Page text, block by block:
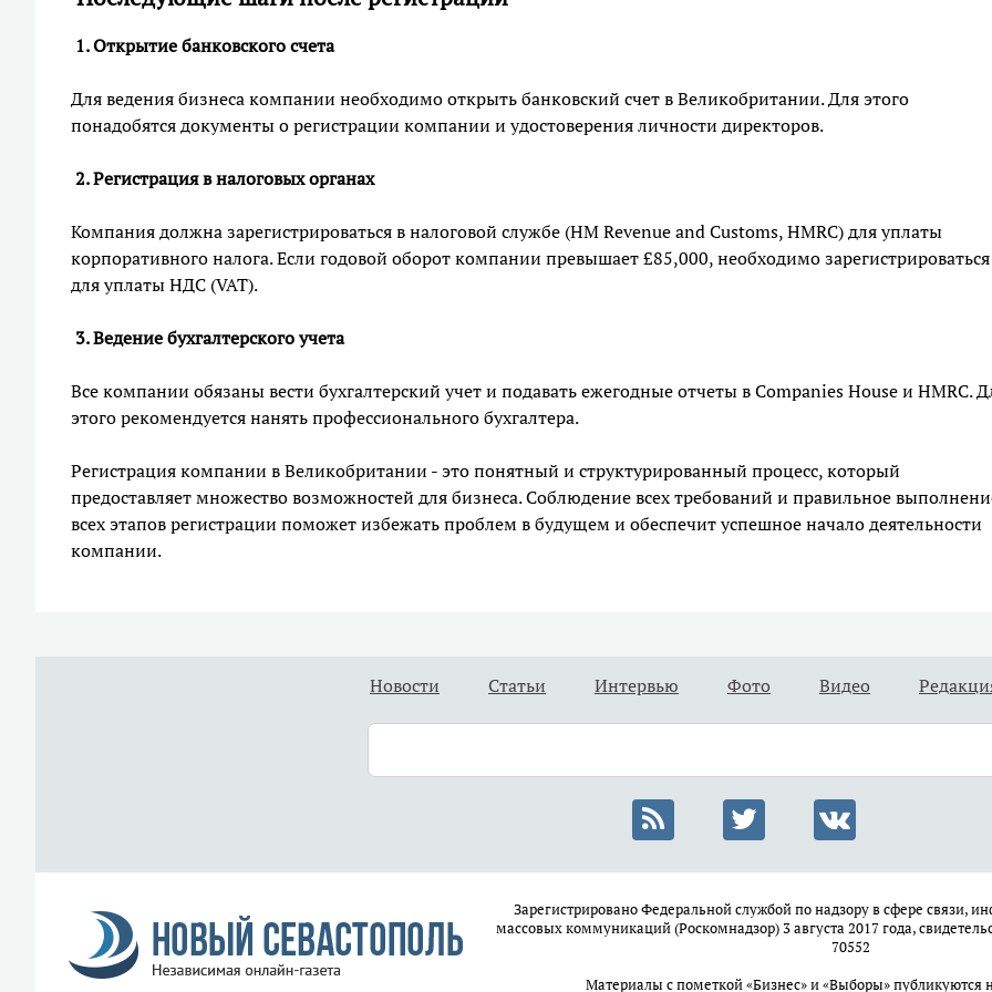
1. Открытие банковского счета
Для ведения бизнеса компании необходимо открыть банковский счет в Великобритании. Для этого
понадобятся документы о регистрации компании и удостоверения личности директоров.
2. Регистрация в налоговых органах
Компания должна зарегистрироваться в налоговой службе (HM Revenue and Customs, HMRC) для уплаты
корпоративного налога. Если годовой оборот компании превышает £85,000, необходимо зарегистрироваться
для уплаты НДС (VAT).
3. Ведение бухгалтерского учета
Все компании обязаны вести бухгалтерский учет и подавать ежегодные отчеты в Companies House и HMRC.
этого рекомендуется нанять профессионального бухгалтера.
Регистрация компании в Великобритании - это понятный и структурированный процесс, который
предоставляет множество возможностей для бизнеса. Соблюдение всех требований и правильное
всех этапов регистрации поможет избежать проблем в будущем и обеспечит успешное начало деятельности
компании.
Новости Статьи Интервью Фото Видео
Зарегистрировано Федеральной службой по надзору в сфере связи,
массовых коммуникаций (Роскомнадзор) 3 августа 2017 года,
70552
Материалы с пометкой «Бизнес» и «Выборы» публикуются